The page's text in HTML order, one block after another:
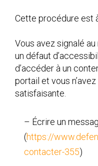
Cette procédure est
Vous avez signalé
un défaut
d’accéder à un
portail et vous
satisfaisante.
– Écrire un
(https://
contacter-355)